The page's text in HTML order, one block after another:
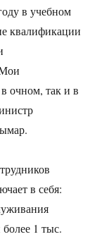
в учебном
квалификации
очном, так и в
в себя:
1 тыс.